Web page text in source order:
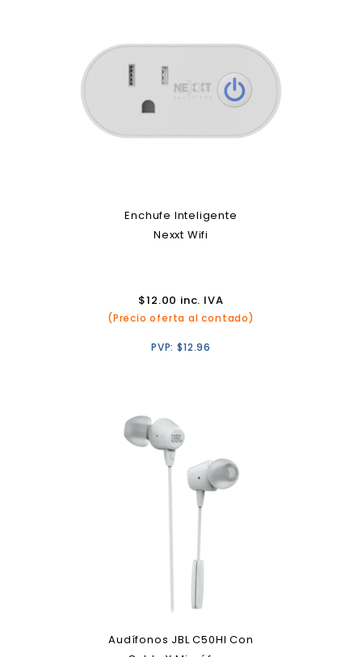
Enchufe Inteligente
Nexxt Wifi
$12.00 inc. IVA
(Precio oferta al contado)
PVP:$12.96
Audífonos JBL C50HI Con